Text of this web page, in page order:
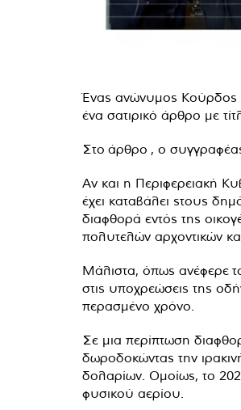
Ένας ανώνυμος Κούρδος
ένα σατιρικό άρθρο με
Στο άρθρο , ο
Αν και η Περιφερειακή
έχει καταβάλει sτους
διαφθορά εντός της
πολυτελών αρχοντικών
Μάλιστα, όπως ανέφερε
στις υποχρεώσεις της
περασμένο χρόνο.
Σε μια περίπτωση
δωροδοκώντας την
δολαρίων. Ομοίως, το
φυσικού αερίου.